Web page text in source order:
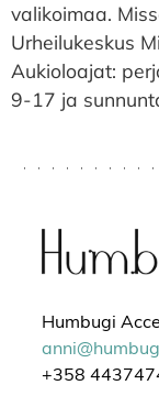
valikoimaa.
Urheilukeskus
Aukioloajat:
9-17 ja
Humbugi
+358